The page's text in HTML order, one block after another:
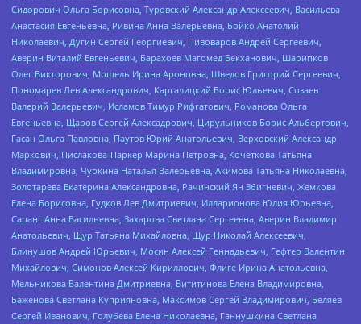
Сидорович Ольга Борисовна, Туровский Александр Алексеевич, Васильева
Анастасия Евгеньевна, Ривина Анна Валерьевна, Бойко Анатолий
Николаевич, Дугин Сергей Георгиевич, Пивоваров Андрей Сергеевич,
Аверин Виталий Евгеньевич, Барахоев Магомед Бекханович, Шарипков
Олег Викторович, Мошель Ирина Ароновна, Шведов Григорий Сергеевич,
Пономарев Лев Александрович, Каргалицкий Борис Юльевич, Созаев
Валерий Валерьевич, Исламов Тимур Рифгатович, Романова Ольга
Евгеньевна, Щаров Сергей Алексадрович, Цирульников Борис Альбертович,
Гасан Ольга Павловна, Паутов Юрий Анатольевич, Верховский Александр
Маркович, Пислакова-Паркер Марина Петровна, Кочеткова Татьяна
Владимировна, Чуркина Наталья Валерьевна, Акимова Татьяна Николаевна,
Золотарева Екатерина Александровна, Рачинский Ян Збигневич, Жемкова
Елена Борисовна, Гудков Лев Дмитриевич, Илларионова Юлия Юрьевна,
Саранг Анна Васильевна, Захарова Светлана Сергеевна, Аверин Владимир
Анатольевич, Щур Татьяна Михайловна, Щур Николай Алексеевич,
Блинушов Андрей Юрьевич, Мосин Алексей Геннадьевич, Гефтер Валентин
Михайлович, Симонов Алексей Кириллович, Флиге Ирина Анатольевна,
Мельникова Валентина Дмитриевна, Вититинова Елена Владимировна,
Баженова Светлана Куприяновна, Максимов Сергей Владимирович, Беляев
Сергей Иванович, Голубева Елена Николаевна, Ганнушкина Светлана